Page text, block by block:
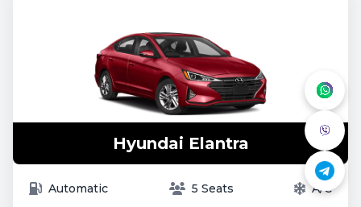
Hyundai Elantra
Automatic 5 Seats A/C